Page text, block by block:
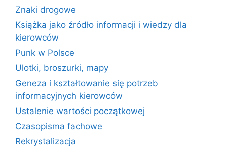
Znaki drogowe
Książka jako źródło informacji i wiedzy dla
kierowców
Punk w Polsce
Ulotki, broszurki, mapy
Geneza i kształtowanie się potrzeb
informacyjnych kierowców
Ustalenie wartości początkowej
Czasopisma fachowe
Rekrystalizacja